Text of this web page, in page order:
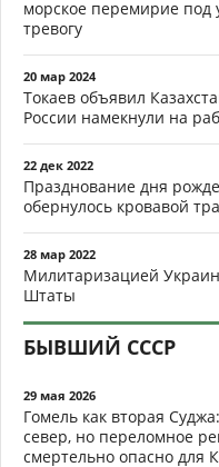
морское перемирие под
тревогу
20 мар 2024
Токаев объявил
России намекнули на
22 дек 2022
Празднование дня
обернулось кровавой
28 мар 2022
Милитаризацией
Штаты
БЫВШИЙ СССР
29 мая 2026
Гомель как вторая
север, но переломное
смертельно опасно для